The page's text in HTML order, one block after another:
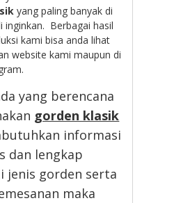
yang paling banyak di
inginkan. Berbagai hasil
kami bisa anda lihat
website kami maupun di
yang berencana
gorden klasik
informasi
dan lengkap
jenis gorden serta
maka